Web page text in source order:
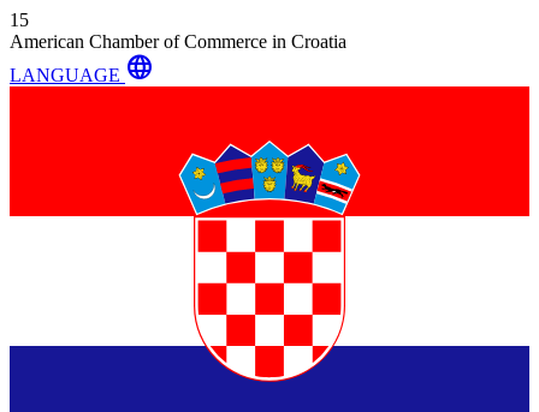
15
American Chamber of Commerce in Croatia
LANGUAGE language